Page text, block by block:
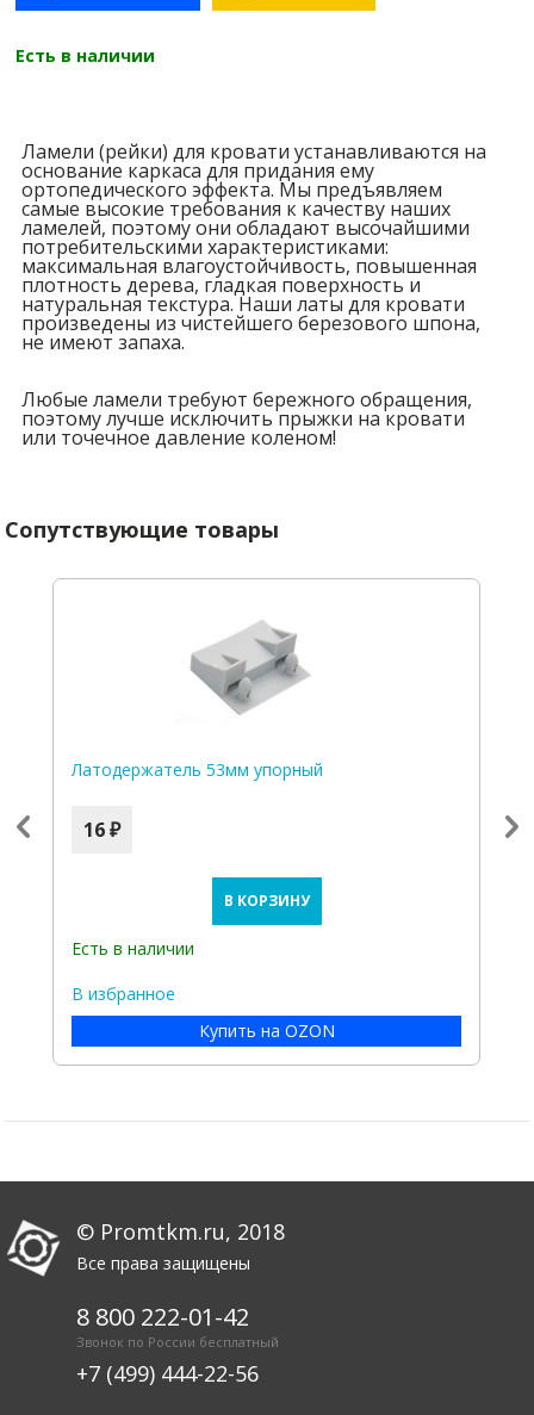
Есть в наличии
Ламели (рейки) для кровати устанавливаются на
основание каркаса для придания ему
ортопедического эффекта. Мы предъявляем
самые высокие требования к качеству наших
ламелей, поэтому они обладают высочайшими
потребительскими характеристиками:
максимальная влагоустойчивость, повышенная
плотность дерева, гладкая поверхность и
натуральная текстура. Наши латы для кровати
произведены из чистейшего березового шпона,
не имеют запаха.
Любые ламели требуют бережного обращения,
поэтому лучше исключить прыжки на кровати
или точечное давление коленом!
Сопутствующие товары
Латодержатель 53мм упорный
16 ₽
В КОРЗИНУ
Есть в наличии
В избранное
Купить на OZON
© Promtkm.ru, 2018
Все права защищены
8 800 222-01-42
Звонок по России бесплатный
+7 (499) 444-22-56